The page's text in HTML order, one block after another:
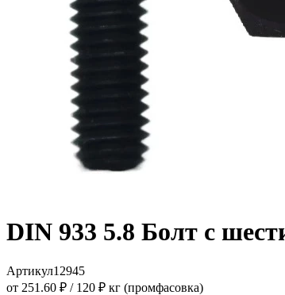
DIN 933 5.8 Болт с
Артикул12945
от 251.60 ₽ / 120 ₽ кг (промфасовка)